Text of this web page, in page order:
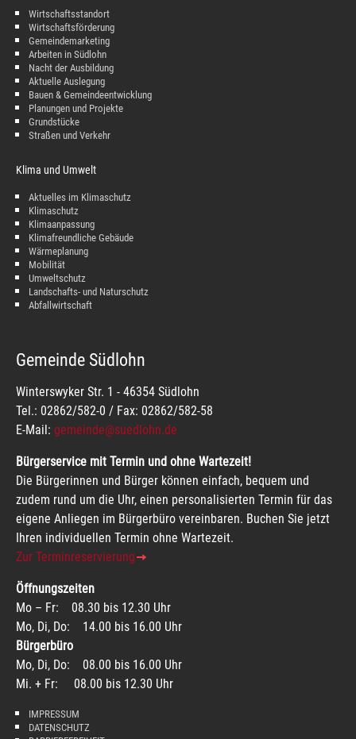
Wirtschaftsstandort
Wirtschaftsförderung
Gemeindemarketing
Arbeiten in Südlohn
Nacht der Ausbildung
Aktuelle Auslegung
Bauen & Gemeindeentwicklung
Planungen und Projekte
Grundstücke
Straßen und Verkehr
Klima und Umwelt
Aktuelles im Klimaschutz
Klimaschutz
Klimaanpassung
Klimafreundliche Gebäude
Wärmeplanung
Mobilität
Umweltschutz
Landschafts- und Naturschutz
Abfallwirtschaft
Gemeinde Südlohn
Winterswyker Str. 1 - 46354 Südlohn
Tel.: 02862/582-0 / Fax: 02862/582-58
E-Mail: gemeinde@suedlohn.de
Bürgerservice mit Termin und ohne Wartezeit!
Die Bürgerinnen und Bürger können einfach, bequem und
zudem rund um die Uhr, einen personalisierten Termin für das
eigene Anliegen im Bürgerbüro vereinbaren. Buchen Sie jetzt
Ihren individuellen Termin ohne Wartezeit.
Zur Terminreservierung
Öffnungszeiten
Mo – Fr: 08.30 bis 12.30 Uhr
Mo, Di, Do: 14.00 bis 16.00 Uhr
Bürgerbüro
Mo, Di, Do: 08.00 bis 16.00 Uhr
Mi. + Fr: 08.00 bis 12.30 Uhr
IMPRESSUM
DATENSCHUTZ